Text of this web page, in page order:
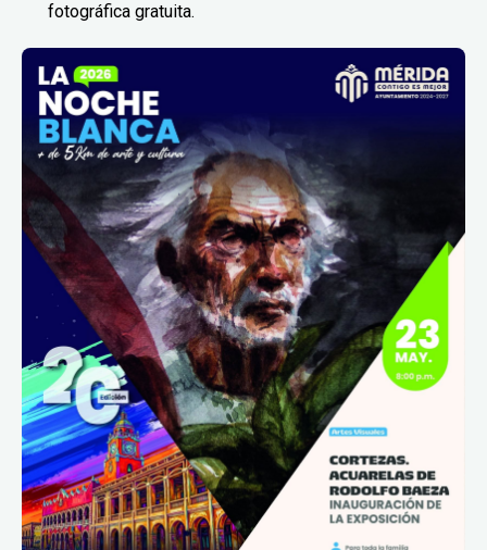
fotográfica gratuita.